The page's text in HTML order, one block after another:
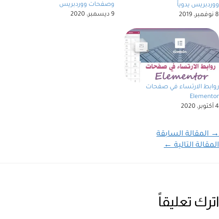
ووردبريس يدوياً
8 نوفمبر، 2019
وصفحات ووردبريس
9 ديسمبر، 2020
روابط الارتساء في صفحات
Elementor
4 أكتوبر، 2020
→المقالة السابقة
المقالة التالية←
اترك تعليقاً